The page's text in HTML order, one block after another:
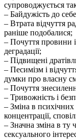
супроводжується
– Байдужість до
– Втрата відчуття
раніше подобалися;
– Почуття провини
деградації;
– Підвищені
– Песимізм і
думки про власну
– Почуття
– Тривожність і
– Зміна в психічних
концентрації,
– Значна зміна в ту
сексуального